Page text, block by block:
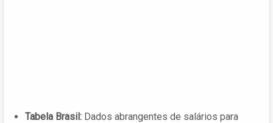
Tabela Brasil: Dados abrangentes de salários para